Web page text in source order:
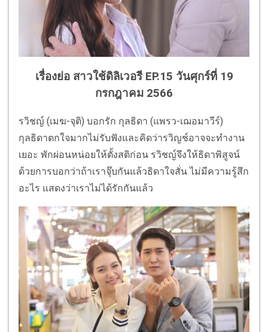
เรื่องย่อ สาวใช้ดิลิเวอรี EP.15 วันศุกร์ที่ 19
กรกฎาคม 2566
รวิชญ์ (เมฆ-จุติ) บอกรัก กุลธิดา (แพรว-เฌอมาวีร์)
กุลธิดาตกใจมากไม่รับฟังและคิดว่ารวิญช์อาจจะทำงาน
เยอะ พักผ่อนหน่อยให้ตั้งสติก่อน รวิชญ์จึงให้ธิดาพิสูจน์
ด้วยการบอกว่าถ้าเราจุ๊บกันแล้วธิดาใจสั่น ไม่มีความรู้สึก
อะไร แสดงว่าเราไม่ได้รักกันแล้ว